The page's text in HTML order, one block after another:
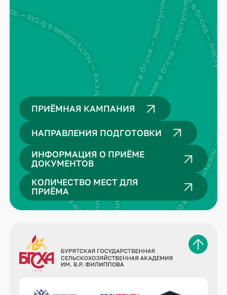
— поступление в бгсха — поступление в бгсха —поступление в бгсха — поступление в бгсха — поступление в бгсха — поступление в бгсха — поступление в бгсха — поступление в бгсха —
поступление в бгсха — поступление в бгсха — поступление в бгсха — поступление в бгсха —
ПРИЁМНАЯ КАМПАНИЯ
НАПРАВЛЕНИЯ ПОДГОТОВКИ
ИНФОРМАЦИЯ О ПРИЁМЕ
ДОКУМЕНТОВ
КОЛИЧЕСТВО МЕСТ ДЛЯ
ПРИЁМА